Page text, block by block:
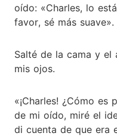
oído: «Charles, lo
favor, sé más suave».
Salté de la cama y el
mis ojos.
«¡Charles! ¿Cómo es
de mi oído, miré el
di cuenta de que era